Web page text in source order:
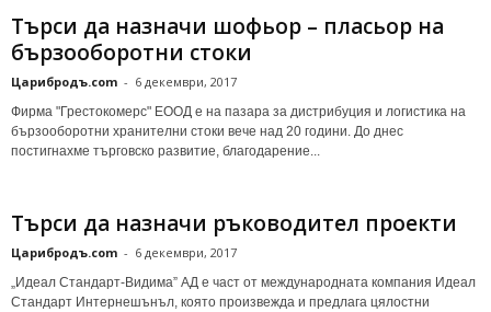
Търси да назначи шофьор – пласьор на
бързооборотни стоки
Царибродъ.com - 6 декември, 2017
Фирма "Грестокомерс" ЕООД е на пазара за дистрибуция и логистика на
бързооборотни хранителни стоки вече над 20 години. До днес
постигнахме търговско развитие, благодарение...
Търси да назначи ръководител проекти
Царибродъ.com - 6 декември, 2017
„Идеал Стандарт-Видима” АД е част от международната компания Идеал
Стандарт Интернешънъл, която произвежда и предлага цялостни